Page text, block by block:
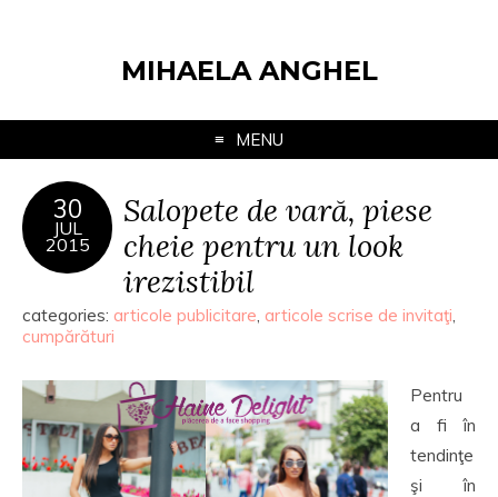
MIHAELA ANGHEL
MENU
30
JUL
2015
Salopete de vară, piese
cheie pentru un look
irezistibil
categories: articole publicitare, articole scrise de invitaţi,
cumpărături
Pentru
a fi în
tendinţe
şi în